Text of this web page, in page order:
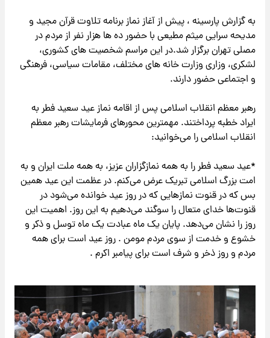
به گزارش پارسینه ، پیش از آغاز نماز برنامه تلاوت قرآن مجید و
مدیحه سرایی میثم مطیعی با حضور ده ها هزار نفر از مردم در
مصلی تهران برگزار شد.در این مراسم شخصیت های کشوری،
لشکری، وزاری وزارت خانه های مختلف، مقامات سیاسی، فرهنگی
و اجتماعی حضور دارند.
رهبر معظم انقلاب اسلامی پس از اقامه نماز عید سعید فطر به
ایراد خطبه پرداختند. مهمترین محورهای فرمایشات رهبر معظم
انقلاب اسلامی را می‌خوانید:
*عید سعید فطر را به همه نمازگزاران عزیز، به همه ملت ایران و به
امت بزرگ اسلامی تبریک عرض می‌کنم. در عظمت این عید همین
بس که در قنوت نماز‌هایی که در روز عید خوانده می‌شود در
قنوت‌ها خدای متعال را سوگند می‌دهیم به این روز. اهمیت این
روز را نشان می‌دهد. پایان یک ماه عبادت یک ماه توسل و ذکر و
خشوع و خدمت از سوی مردم مومن . روز عید است برای همه
مردم و روز ذخر و شرف است برای پیامبر اکرم .